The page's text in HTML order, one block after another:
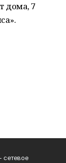
дома, 7
сетевое